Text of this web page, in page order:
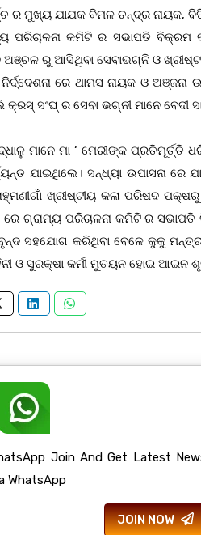
ର ମୁଖ୍ୟ ଯାଯକ ବିମଳ ଚନ୍ଦ୍ର ନାୟକ,
ପରିଚାଳନା କମିଟି ର ସଭାପତି
ରୁ ଆସିଥିବା ସେବାଭଗ୍ନି ଓ ଖ୍ରୀଷ୍ଟ
ରେ ଥାମସ ନାୟକ ଓ
ସଂଘ୍ ର ସେବା ଭଗ୍ନୀ ମାନେ
ମାନେ ମା ‘ ମେରୀଙ୍କ ପ୍ରତିମୂର୍ତ୍ତି
ଯାଇଥିଲେ। ସନ୍ଧ୍ୟା ଉପାସନା
ଖ୍ରୀଷ୍ଟୀୟ କଳା ପରିଷଦ
ଗ୍ରାମ୍ୟ ପରିଚାଳନା କମିଟି ର
ବୃନ୍ଦ ସହଯୋଗ କରିଥିବା ବେଳେ କୁକୁ
ଓ ସୁରକ୍ଷା କର୍ମୀ ମୁତୟନ ହୋଇ ଆଇନ
Join And Get Latest
WhatsApp
JOIN NOW